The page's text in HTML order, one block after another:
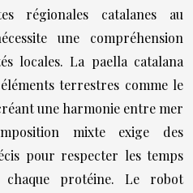
régionales catalanes au
une compréhension
locales. La paella catalana
terrestres comme le
une harmonie entre mer
mixte exige des
pour respecter les temps
protéine. Le robot